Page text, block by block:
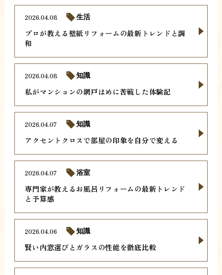
プロが教える壁紙リフォームの最新トレンドと調
和
2026.04.08 生活
私がマンションの網戸はめに苦戦した体験記
2026.04.08 知識
アクセントクロスで部屋の印象を自分で変える
2026.04.07 知識
専門家が教えるお風呂リフォームの最新トレンド
と予算感
2026.04.07 浴室
賢い内窓選びとガラスの性能を徹底比較
2026.04.06 知識